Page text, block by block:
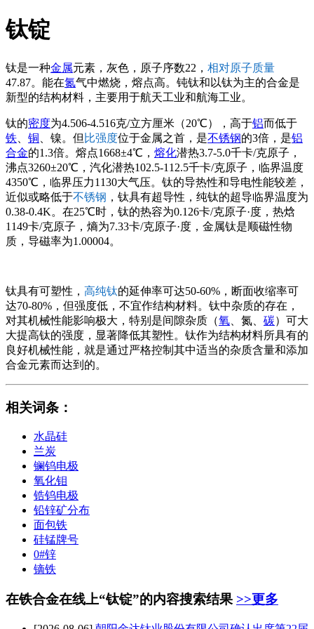
钛锭
钛是一种金属元素，灰色，原子序数22， 相对原子质量
47.87。能在氮气中燃烧，熔点高。钝钛和以钛为主的合金是
新型的结构材料，主要用于航天工业和航海工业。
钛的密度为4.506-4.516克/立方厘米（20℃），高于铝而低于
铁
铜 、镍。但 比强度位于金属之首，是不锈钢的3倍，是铝
合金的1.3倍。熔点1668±4℃， 熔化潜热3.7-5.0千卡/克原子，
沸点3260±20℃，汽化潜热102.5-112.5千卡/克原子，临界温度
4350℃，临界压力1130大气压。钛的导热性和导电性能较差，
近似或略低于不锈钢 ，钛具有超导性，纯钛的超导临界温度为
0.38-0.4K。在25℃时，钛的热容为0.126卡/克原子·度，热焓
1149卡/克原子，熵为7.33卡/克原子·度，金属钛是顺磁性物
质，导磁率为1.00004。
钛具有可塑性， 高纯钛的延伸率可达50-60%，断面收缩率可
达70-80%，但强度低，不宜作结构材料。钛中杂质的存在，
对其机械性能影响极大，特别是间隙杂质（氧 、氮、 碳）可大
大提高钛的强度，显著降低其塑性。钛作为结构材料所具有的
良好机械性能，就是通过严格控制其中适当的杂质含量和添加
合金元素而达到的。
相关词条 ：
水晶硅
兰炭
镧钨电极
氧化钼
锆钨电极
铅锌矿分布
面包铁
硅锰牌号
0#锌
镝铁
在铁合金在线上“钛锭”的内容搜索结果 >>更多